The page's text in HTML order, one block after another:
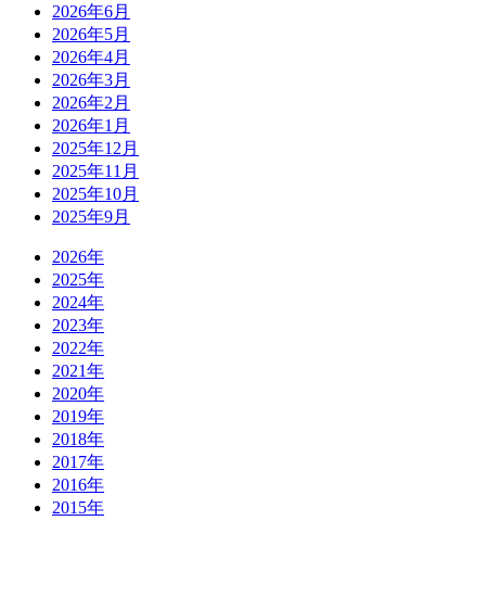
2026年6月
2026年5月
2026年4月
2026年3月
2026年2月
2026年1月
2025年12月
2025年11月
2025年10月
2025年9月
2026年
2025年
2024年
2023年
2022年
2021年
2020年
2019年
2018年
2017年
2016年
2015年